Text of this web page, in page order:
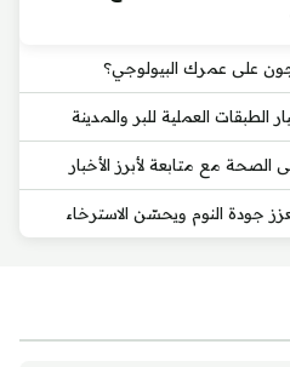
على عمرك البيولوجي؟
الطبقات العملية للبر والمدينة
الصحة مع متابعة لأبرز الأخبار
جودة النوم ويحسّن الاسترخاء